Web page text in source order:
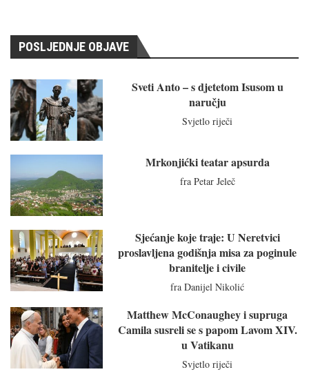
POSLJEDNJE OBJAVE
Sveti Anto – s djetetom Isusom u
naručju
Svjetlo riječi
Mrkonjićki teatar apsurda
fra Petar Jeleč
Sjećanje koje traje: U Neretvici
proslavljena godišnja misa za poginule
branitelje i civile
fra Danijel Nikolić
Matthew McConaughey i supruga
Camila susreli se s papom Lavom XIV.
u Vatikanu
Svjetlo riječi